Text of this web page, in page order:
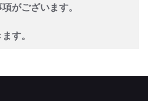
がございます。
す。